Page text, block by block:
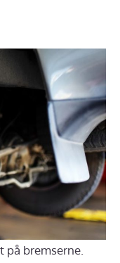
på bremserne.